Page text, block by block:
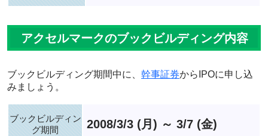
アクセルマークのブックビルディング内容
ブックビルディング期間中に、 幹事証券からIPOに申し込
みましょう。
ブックビルディン
グ期間
2008/3/3 (月) ～ 3/7 (金)